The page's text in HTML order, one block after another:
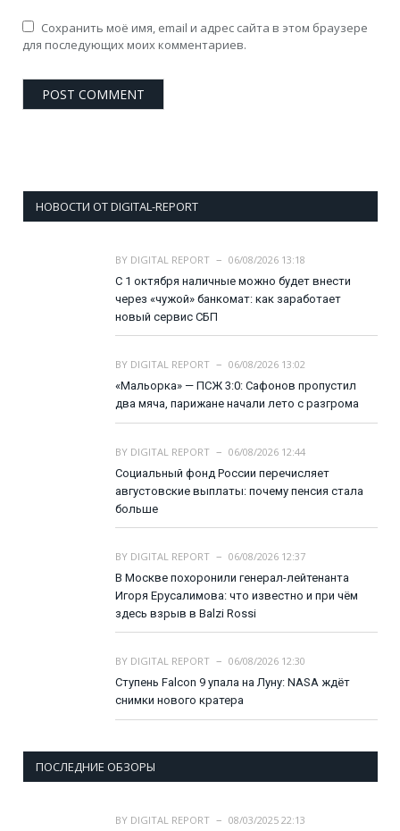
Сохранить моё имя, email и адрес сайта в этом браузере
для последующих моих комментариев.
НОВОСТИ ОТ DIGITAL-REPORT
BY DIGITAL REPORT
06/08/2026 13:18
С 1 октября наличные можно будет внести
через «чужой» банкомат: как заработает
новый сервис СБП
BY DIGITAL REPORT
06/08/2026 13:02
«Мальорка» — ПСЖ 3:0: Сафонов пропустил
два мяча, парижане начали лето с разгрома
BY DIGITAL REPORT
06/08/2026 12:44
Социальный фонд России перечисляет
августовские выплаты: почему пенсия стала
больше
BY DIGITAL REPORT
06/08/2026 12:37
В Москве похоронили генерал-лейтенанта
Игоря Ерусалимова: что известно и при чём
здесь взрыв в Balzi Rossi
BY DIGITAL REPORT
06/08/2026 12:30
Ступень Falcon 9 упала на Луну: NASA ждёт
снимки нового кратера
ПОСЛЕДНИЕ ОБЗОРЫ
BY DIGITAL REPORT
08/03/2025 22:13